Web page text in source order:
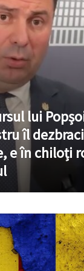
lui
îl dezbraci
e în chiloți